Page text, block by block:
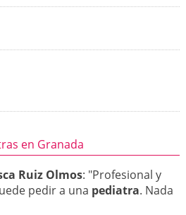
en Granada
Ruiz Olmos: "Profesional y
pedir a una pediatra. Nada